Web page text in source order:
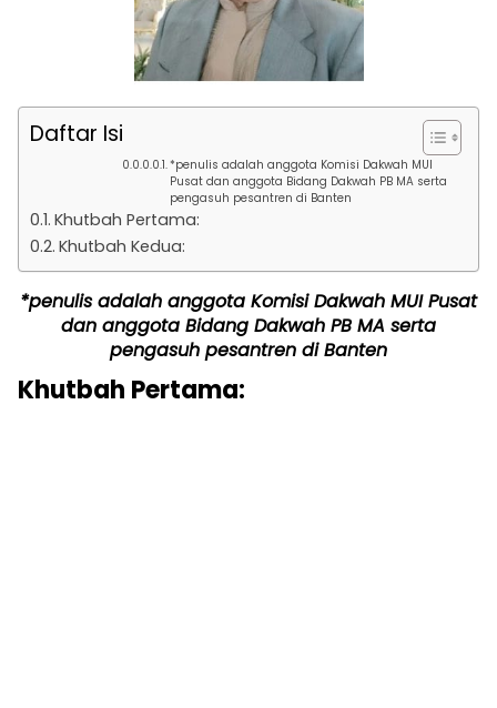
Daftar Isi
*penulis adalah anggota Komisi Dakwah MUI
Pusat dan anggota Bidang Dakwah PB MA serta
pengasuh pesantren di Banten
Khutbah Pertama:
Khutbah Kedua:
*penulis adalah anggota Komisi Dakwah MUI Pusat
dan anggota Bidang Dakwah PB MA serta
pengasuh pesantren di Banten
Khutbah Pertama: